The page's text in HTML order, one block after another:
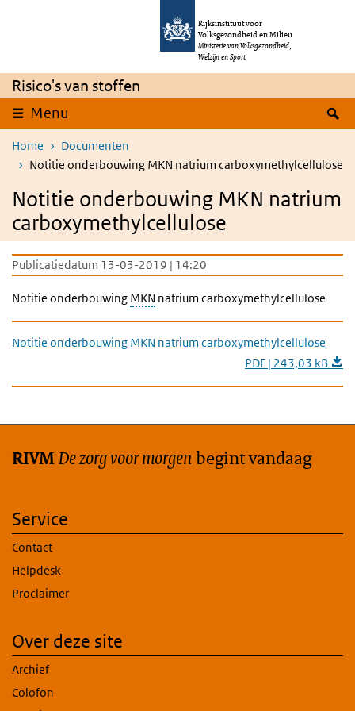
Overslaan en naar de inhoud gaan
Rijksinstituut voor
Volksgezondheid en Milieu
Ministerie van Volksgezondheid,
Welzijn en Sport
Risico's van stoffen
Menu
Home
Documenten
Notitie onderbouwing MKN natrium carboxymethylcellulose
Notitie onderbouwing MKN natrium
carboxymethylcellulose
Publicatiedatum 13-03-2019 | 14:20
Notitie onderbouwing MKN natrium carboxymethylcellulose
Notitie onderbouwing MKN natrium carboxymethylcellulose
PDF | 243,03 kB
RIVMDe zorg voor morgen begint vandaag
Service
Contact
Helpdesk
Proclaimer
Over deze site
Archief
Colofon